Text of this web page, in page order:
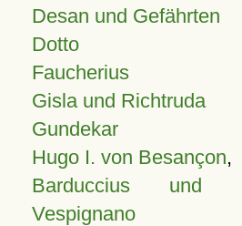
Desan und Gefährten
Dotto
Faucherius
Gisla und Richtruda
Gundekar
Hugo I. von Besançon,
Barduccius und
Vespignano